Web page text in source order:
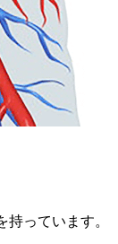
っています。